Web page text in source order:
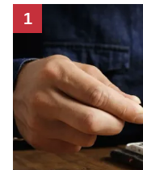
1